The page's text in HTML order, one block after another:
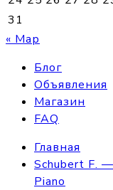
31
« Мар
Блог
Объявления
Магазин
FAQ
Главная
Schubert F.
Piano